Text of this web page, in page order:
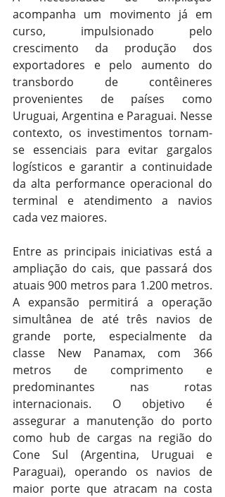
acompanha um movimento já em
curso, impulsionado pelo
crescimento da produção dos
exportadores e pelo aumento do
transbordo de contêineres
provenientes de países como
Uruguai, Argentina e Paraguai. Nesse
contexto, os investimentos tornam-
se essenciais para evitar gargalos
logísticos e garantir a continuidade
da alta performance operacional do
terminal e atendimento a navios
cada vez maiores.
Entre as principais iniciativas está a
ampliação do cais, que passará dos
atuais 900 metros para 1.200 metros.
A expansão permitirá a operação
simultânea de até três navios de
grande porte, especialmente da
classe New Panamax, com 366
metros de comprimento e
predominantes nas rotas
internacionais. O objetivo é
assegurar a manutenção do porto
como hub de cargas na região do
Cone Sul (Argentina, Uruguai e
Paraguai), operando os navios de
maior porte que atracam na costa